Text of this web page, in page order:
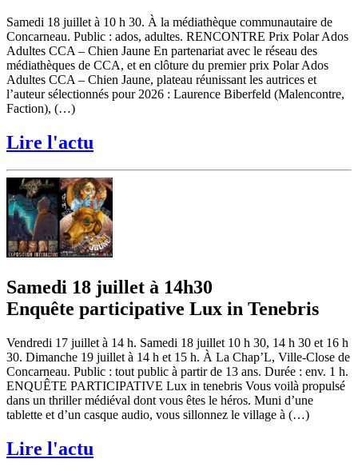
Samedi 18 juillet à 10 h 30. À la médiathèque communautaire de
Concarneau. Public : ados, adultes. RENCONTRE Prix Polar Ados
Adultes CCA – Chien Jaune En partenariat avec le réseau des
médiathèques de CCA, et en clôture du premier prix Polar Ados
Adultes CCA – Chien Jaune, plateau réunissant les autrices et
l’auteur sélectionnés pour 2026 : Laurence Biberfeld (Malencontre,
Faction), (…)
Lire l'actu
Samedi 18 juillet à 14h30
Enquête participative Lux in Tenebris
Vendredi 17 juillet à 14 h. Samedi 18 juillet 10 h 30, 14 h 30 et 16 h
30. Dimanche 19 juillet à 14 h et 15 h. À La Chap’L, Ville-Close de
Concarneau. Public : tout public à partir de 13 ans. Durée : env. 1 h.
ENQUÊTE PARTICIPATIVE Lux in tenebris Vous voilà propulsé
dans un thriller médiéval dont vous êtes le héros. Muni d’une
tablette et d’un casque audio, vous sillonnez le village à (…)
Lire l'actu